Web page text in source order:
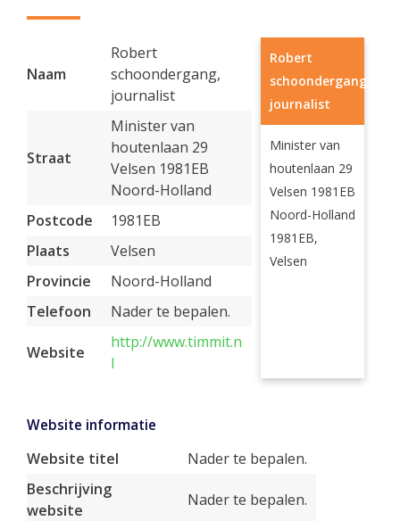
Naam
Robert
schoondergang,
journalist
Straat
Minister van
houtenlaan 29
Velsen 1981EB
Noord-Holland
Postcode
1981EB
Plaats
Velsen
Provincie
Noord-Holland
Telefoon
Nader te bepalen.
Website
http://www.timmit.n
l
Robert
schoondergang,
journalist
Minister van
houtenlaan 29
Velsen 1981EB
Noord-Holland
1981EB,
Velsen
Website informatie
Website titel
Nader te bepalen.
Beschrijving
website
Nader te bepalen.